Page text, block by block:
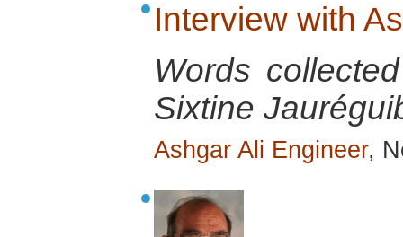
Interview with
Words
Sixtine
Ashgar Ali Engineer,